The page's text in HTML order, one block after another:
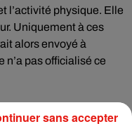
l’activité physique. Elle
Uniquement à ces
alors envoyé à
n’a pas officialisé ce
sans accepter